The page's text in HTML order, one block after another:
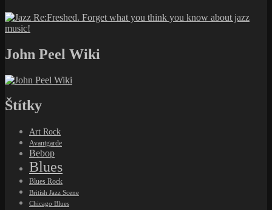
John Peel Wiki
Štítky
Art Rock
Avantgarde
Bebop
Blues
Blues Rock
British Jazz Scene
Chicago Blues